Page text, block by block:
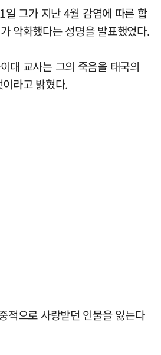
일 그가 지난 4월 감염에 따른 합
악화했다는 성명을 발표했었다.
대 교사는 그의 죽음을 태국의
라고 밝혔다.
적으로 사랑받던 인물을 잃는다